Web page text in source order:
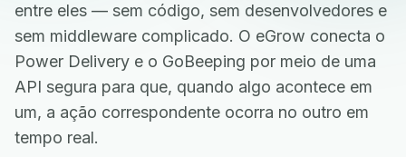
entre eles — sem código, sem desenvolvedores e
sem middleware complicado. O eGrow conecta o
Power Delivery e o GoBeeping por meio de uma
API segura para que, quando algo acontece em
um, a ação correspondente ocorra no outro em
tempo real.